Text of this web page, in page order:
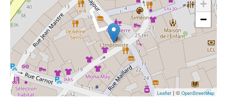
+
−
Leaflet | © OpenStreetMap